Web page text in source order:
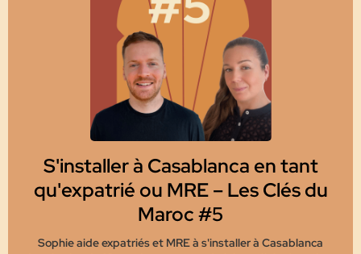
S'installer à Casablanca en tant
qu'expatrié ou MRE – Les Clés du
Maroc #5
Sophie aide expatriés et MRE à s'installer à Casablanca